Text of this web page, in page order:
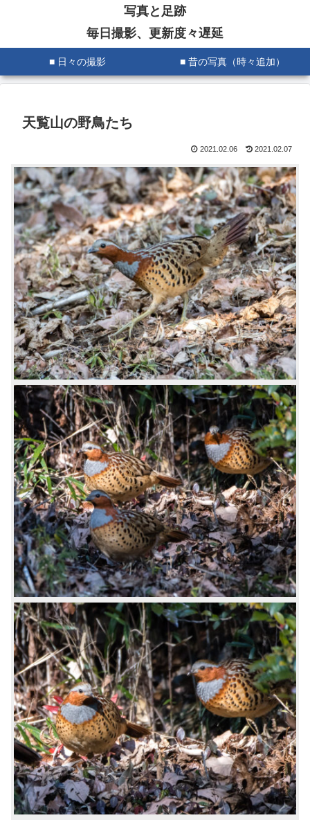
写真と足跡
毎日撮影、更新度々遅延
■ 日々の撮影 ■ 昔の写真（時々追加）
天覧山の野鳥たち
2021.02.06 2021.02.07